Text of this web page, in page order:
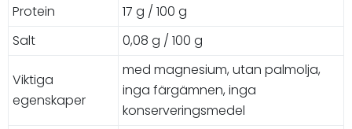
Protein
17 g / 100 g
Salt
0,08 g / 100 g
Viktiga
egenskaper
med magnesium, utan palmolja,
inga färgämnen, inga
konserveringsmedel